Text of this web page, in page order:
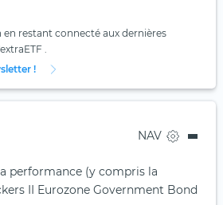
en restant connecté aux dernières
.
!
NAV
performance (y compris la
II Eurozone Government Bond